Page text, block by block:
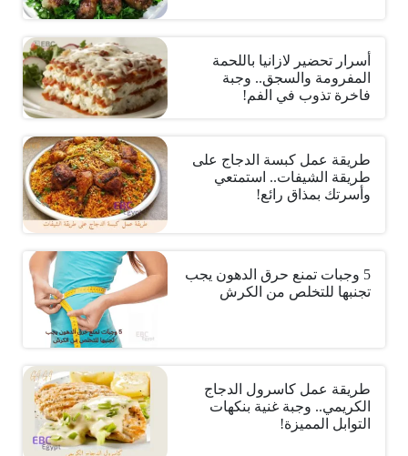
أسرار تحضير لازانيا باللحمة
المفرومة والسجق.. وجبة
فاخرة تذوب في الفم!
طريقة عمل كبسة الدجاج على
طريقة الشيفات.. استمتعي
وأسرتك بمذاق رائع!
5 وجبات تمنع حرق الدهون يجب
تجنبها للتخلص من الكرش
طريقة عمل كاسرول الدجاج
الكريمي.. وجبة غنية بنكهات
التوابل المميزة!